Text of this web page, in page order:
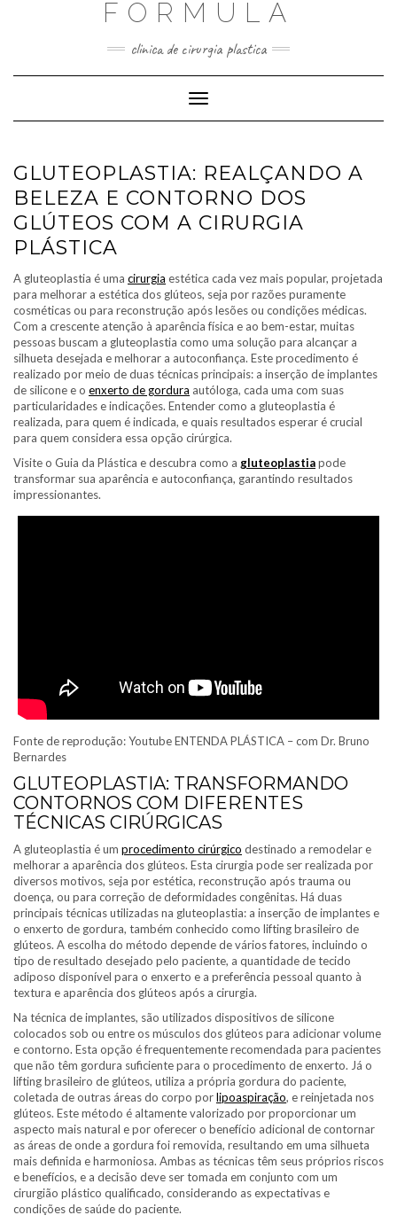
FORMULA
clinica de cirurgia plastica
Toggle
Navigation
GLUTEOPLASTIA: REALÇANDO A
BELEZA E CONTORNO DOS
GLÚTEOS COM A CIRURGIA
PLÁSTICA
A gluteoplastia é uma cirurgia estética cada vez mais popular, projetada
para melhorar a estética dos glúteos, seja por razões puramente
cosméticas ou para reconstrução após lesões ou condições médicas.
Com a crescente atenção à aparência física e ao bem-estar, muitas
pessoas buscam a gluteoplastia como uma solução para alcançar a
silhueta desejada e melhorar a autoconfiança. Este procedimento é
realizado por meio de duas técnicas principais: a inserção de implantes
de silicone e o enxerto de gordura autóloga, cada uma com suas
particularidades e indicações. Entender como a gluteoplastia é
realizada, para quem é indicada, e quais resultados esperar é crucial
para quem considera essa opção cirúrgica.
Visite o Guia da Plástica e descubra como a gluteoplastiapode
transformar sua aparência e autoconfiança, garantindo resultados
impressionantes.
Fonte de reprodução: Youtube ENTENDA PLÁSTICA – com Dr. Bruno
Bernardes
GLUTEOPLASTIA: TRANSFORMANDO
CONTORNOS COM DIFERENTES
TÉCNICAS CIRÚRGICAS
A gluteoplastia é um procedimento cirúrgico destinado a remodelar e
melhorar a aparência dos glúteos. Esta cirurgia pode ser realizada por
diversos motivos, seja por estética, reconstrução após trauma ou
doença, ou para correção de deformidades congênitas. Há duas
principais técnicas utilizadas na gluteoplastia: a inserção de implantes e
o enxerto de gordura, também conhecido como lifting brasileiro de
glúteos. A escolha do método depende de vários fatores, incluindo o
tipo de resultado desejado pelo paciente, a quantidade de tecido
adiposo disponível para o enxerto e a preferência pessoal quanto à
textura e aparência dos glúteos após a cirurgia.
Na técnica de implantes, são utilizados dispositivos de silicone
colocados sob ou entre os músculos dos glúteos para adicionar volume
e contorno. Esta opção é frequentemente recomendada para pacientes
que não têm gordura suficiente para o procedimento de enxerto. Já o
lifting brasileiro de glúteos, utiliza a própria gordura do paciente,
coletada de outras áreas do corpo porlipoaspiração, e reinjetada nos
glúteos. Este método é altamente valorizado por proporcionar um
aspecto mais natural e por oferecer o benefício adicional de contornar
as áreas de onde a gordura foi removida, resultando em uma silhueta
mais definida e harmoniosa. Ambas as técnicas têm seus próprios riscos
e benefícios, e a decisão deve ser tomada em conjunto com um
cirurgião plástico qualificado, considerando as expectativas e
condições de saúde do paciente.